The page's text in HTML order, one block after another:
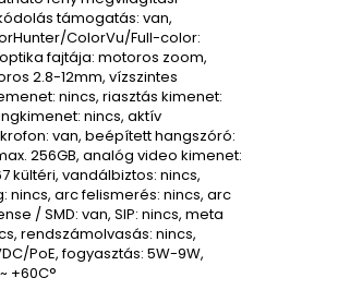
támogatás: van,
ColorVu/Full-color:
optika fajtája: motoros zoom,
2.8-12mm, vízszintes
nincs, riasztás kimenet:
nincs, aktív
van, beépített hangszóró:
256GB, analóg video kimenet:
kültéri, vandálbiztos: nincs,
nincs, arc felismerés: nincs, arc
/ SMD: van, SIP: nincs, meta
rendszámolvasás: nincs,
PoE, fogyasztás: 5W-9W,
+60C°